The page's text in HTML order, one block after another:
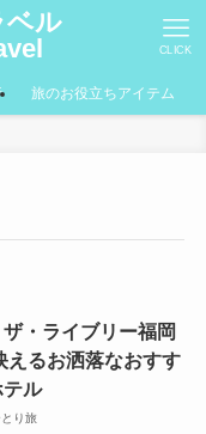
ベル
CLICK
旅のお役立ちアイテム
ザ・ライブリー福岡
えるお洒落なおすす
ル
り旅